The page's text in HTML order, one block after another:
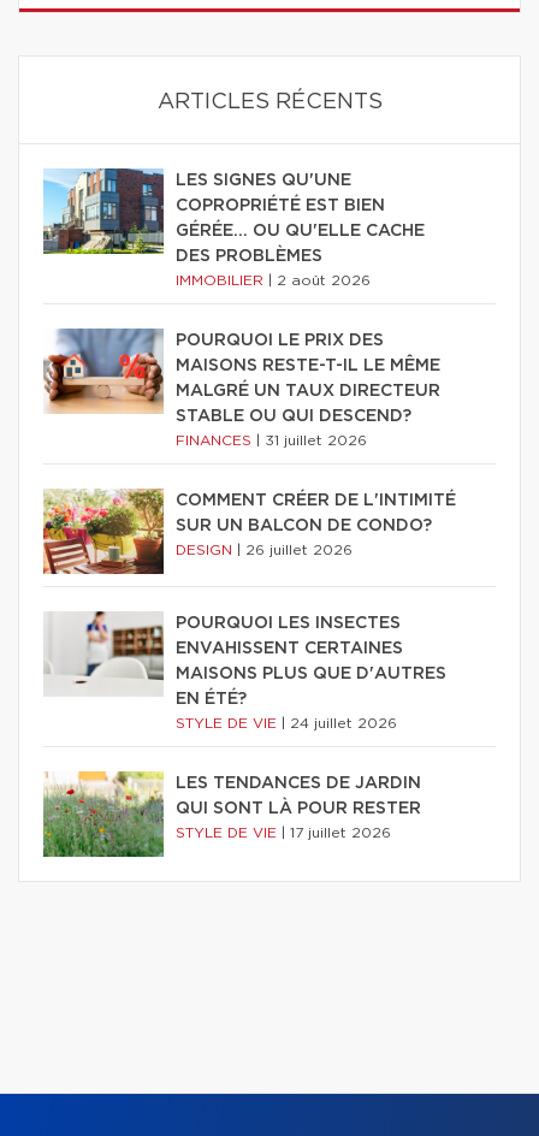
ARTICLES RÉCENTS
LES SIGNES QU'UNE
COPROPRIÉTÉ EST BIEN
GÉRÉE… OU QU'ELLE CACHE
DES PROBLÈMES
IMMOBILIER 2 août 2026
POURQUOI LE PRIX DES
MAISONS RESTE-T-IL LE MÊME
MALGRÉ UN TAUX DIRECTEUR
STABLE OU QUI DESCEND?
FINANCES 31 juillet 2026
COMMENT CRÉER DE L'INTIMITÉ
SUR UN BALCON DE CONDO?
DESIGN 26 juillet 2026
POURQUOI LES INSECTES
ENVAHISSENT CERTAINES
MAISONS PLUS QUE D'AUTRES
EN ÉTÉ?
STYLE DE VIE 24 juillet 2026
LES TENDANCES DE JARDIN
QUI SONT LÀ POUR RESTER
STYLE DE VIE 17 juillet 2026